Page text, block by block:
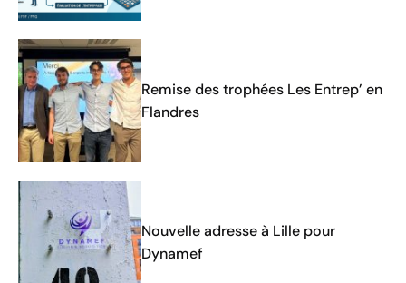
Remise des trophées Les Entrep’ en
Flandres
Nouvelle adresse à Lille pour
Dynamef